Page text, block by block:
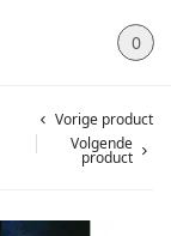
0
Vorige product
Volgende
product